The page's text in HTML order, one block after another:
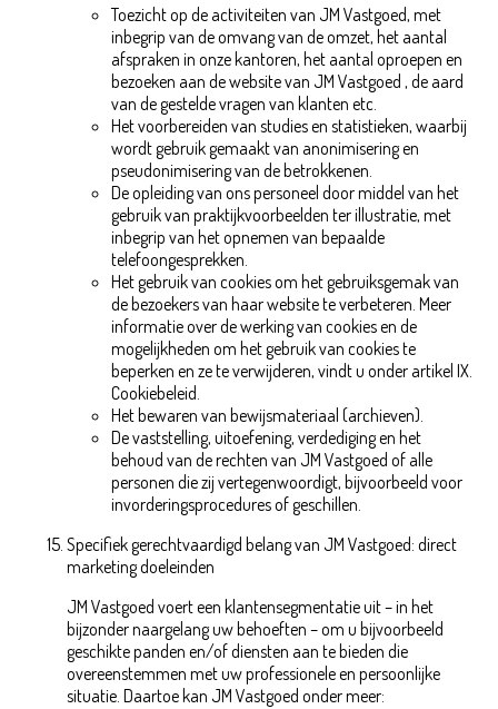
Toezicht op de activiteiten van JM Vastgoed, met
inbegrip van de omvang van de omzet, het aantal
afspraken in onze kantoren, het aantal oproepen en
bezoeken aan de website van JM Vastgoed , de aard
van de gestelde vragen van klanten etc.
Het voorbereiden van studies en statistieken, waarbij
wordt gebruik gemaakt van anonimisering en
pseudonimisering van de betrokkenen.
De opleiding van ons personeel door middel van het
gebruik van praktijkvoorbeelden ter illustratie, met
inbegrip van het opnemen van bepaalde
telefoongesprekken.
Het gebruik van cookies om het gebruiksgemak van
de bezoekers van haar website te verbeteren. Meer
informatie over de werking van cookies en de
mogelijkheden om het gebruik van cookies te
beperken en ze te verwijderen, vindt u onder artikel IX.
Cookiebeleid.
Het bewaren van bewijsmateriaal (archieven).
De vaststelling, uitoefening, verdediging en het
behoud van de rechten van JM Vastgoed of alle
personen die zij vertegenwoordigt, bijvoorbeeld voor
invorderingsprocedures of geschillen.
Specifiek gerechtvaardigd belang van JM Vastgoed: direct
marketing doeleinden
JM Vastgoed voert een klantensegmentatie uit – in het
bijzonder naargelang uw behoeften – om u bijvoorbeeld
geschikte panden en/of diensten aan te bieden die
overeenstemmen met uw professionele en persoonlijke
situatie. Daartoe kan JM Vastgoed onder meer: